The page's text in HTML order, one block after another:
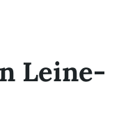
Leine-